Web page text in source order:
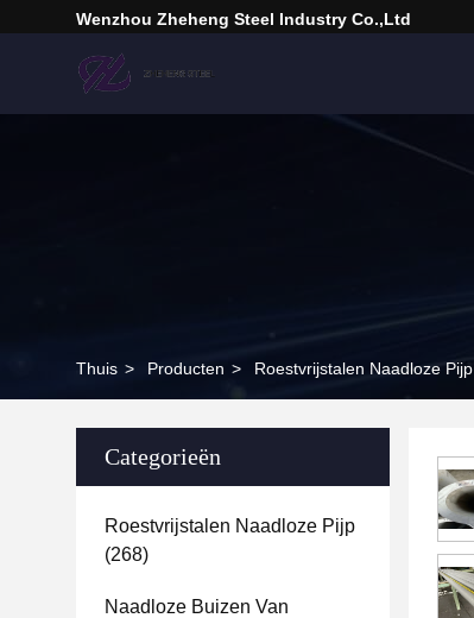
Wenzhou Zheheng Steel Industry Co.,Ltd
Thuis > Producten > Roestvrijstalen Naadloze Pijp
Categorieën
Roestvrijstalen Naadloze Pijp
(268)
Naadloze Buizen Van